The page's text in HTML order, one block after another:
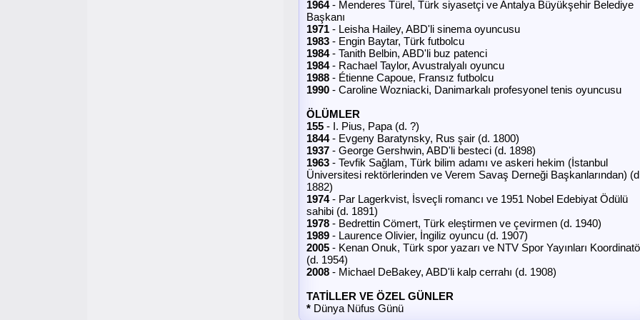
1964- Menderes Türel, Türk siyasetçi ve Antalya Büyükşehir Belediye
Başkanı
1971 - Leisha Hailey, ABD'li sinema oyuncusu
1983 - Engin Baytar, Türk futbolcu
1984- Tanith Belbin, ABD'li buz patenci
1984- Rachael Taylor, Avustralyalı oyuncu
1988 - Étienne Capoue, Fransız futbolcu
1990 - Caroline Wozniacki, Danimarkalı profesyonel tenis oyuncusu
ÖLÜMLER
155 - I. Pius, Papa (d. ?)
1844- Evgeny Baratynsky, Rus şair (d. 1800)
1937 - George Gershwin, ABD'li besteci (d. 1898)
1963 - Tevfik Sağlam, Türk bilim adamı ve askeri hekim (İstanbul
Üniversitesi rektörlerinden ve Verem Savaş Derneği Başkanlarından)
1882)
1974- Par Lagerkvist, İsveçli romancı ve 1951 Nobel Edebiyat Ödülü
sahibi (d. 1891)
1978 - Bedrettin Cömert, Türk eleştirmen ve çevirmen (d. 1940)
1989 - Laurence Olivier, İngiliz oyuncu (d. 1907)
2005 - Kenan Onuk, Türk spor yazarı ve NTV Spor Yayınları
(d. 1954)
2008 - Michael DeBakey, ABD'li kalp cerrahı (d. 1908)
TATİLLER VE ÖZEL GÜNLER
* Dünya Nüfus Günü